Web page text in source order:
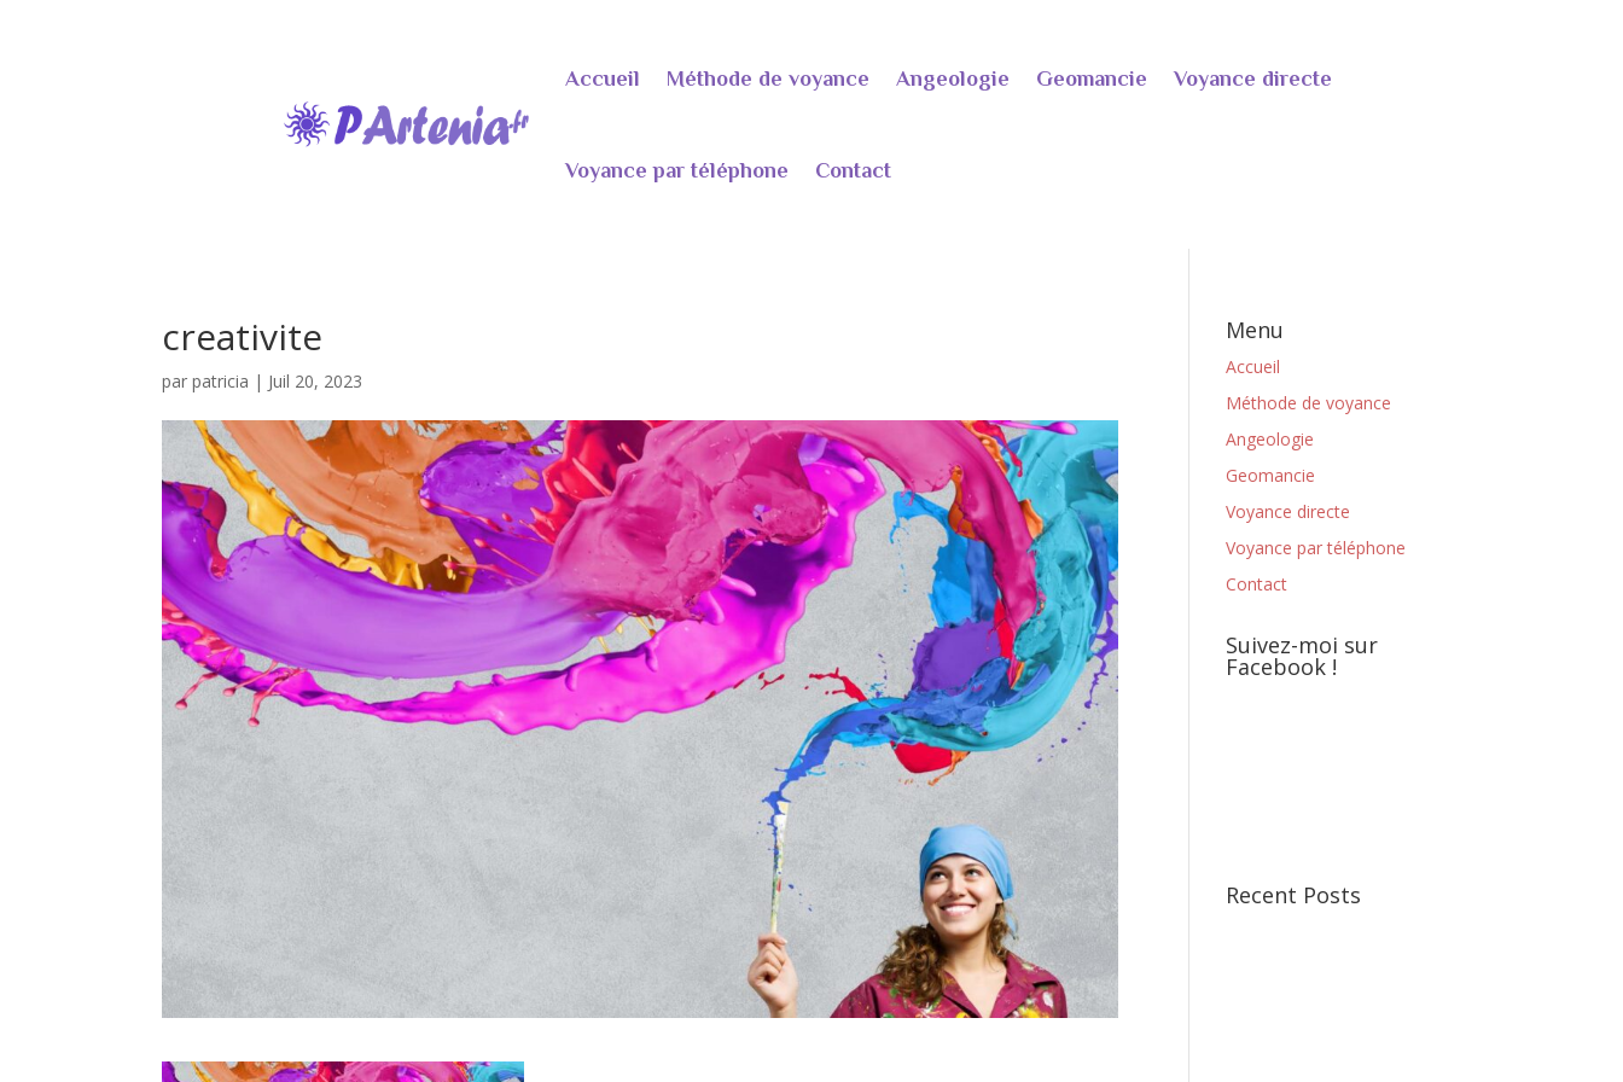
Accueil Méthode de voyance Angeologie Geomancie Voyance directe
Voyance par téléphone Contact
creativite
parpatricia | Juil 20, 2023
Menu
Accueil
Méthode de voyance
Angeologie
Geomancie
Voyance directe
Voyance par téléphone
Contact
Suivez-moi sur
Facebook !
Recent Posts